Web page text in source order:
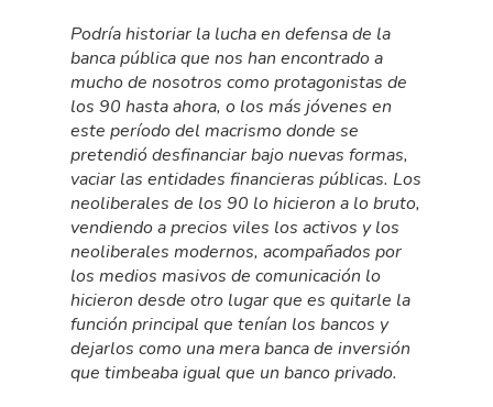
Podría historiar la lucha en defensa de la
banca pública que nos han encontrado a
mucho de nosotros como protagonistas de
los 90 hasta ahora, o los más jóvenes en
este período del macrismo donde se
pretendió desfinanciar bajo nuevas formas,
vaciar las entidades financieras públicas. Los
neoliberales de los 90 lo hicieron a lo bruto,
vendiendo a precios viles los activos y los
neoliberales modernos, acompañados por
los medios masivos de comunicación lo
hicieron desde otro lugar que es quitarle la
función principal que tenían los bancos y
dejarlos como una mera banca de inversión
que timbeaba igual que un banco privado.